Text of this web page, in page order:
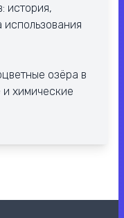
история,
озёра в
и химические